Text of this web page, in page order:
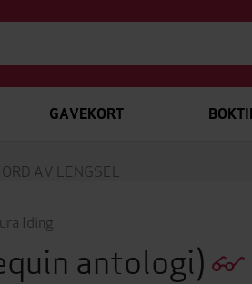
GAVEKORT
ORD AV LENGSEL
Iding
antologi)